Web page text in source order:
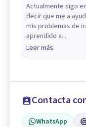
Actualmente sigo
decir que me a
mis problemas de
aprendido a...
Leer más
Contacta
WhatsApp